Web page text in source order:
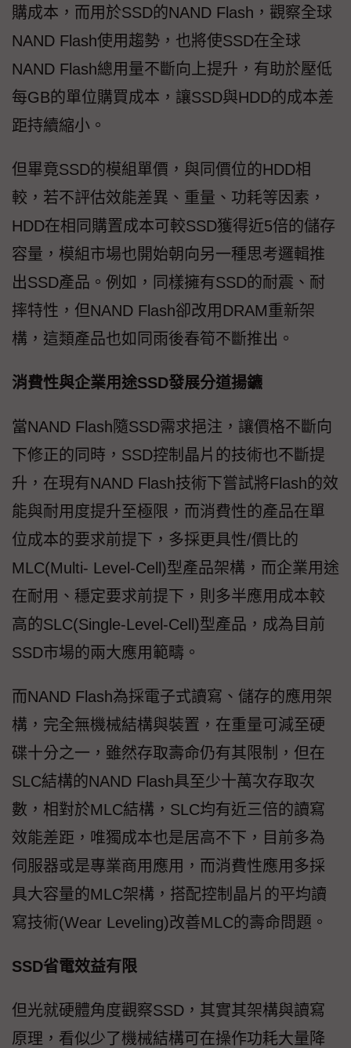
購成本，而用於SSD的NAND Flash，觀察全球
NAND Flash使用趨勢，也將使SSD在全球
NAND Flash總用量不斷向上提升，有助於壓低
每GB的單位購買成本，讓SSD與HDD的成本差
距持續縮小。
但畢竟SSD的模組單價，與同價位的HDD相
較，若不評估效能差異、重量、功耗等因素，
HDD在相同購置成本可較SSD獲得近5倍的儲存
容量，模組市場也開始朝向另一種思考邏輯推
出SSD產品。例如，同樣擁有SSD的耐震、耐
摔特性，但NAND Flash卻改用DRAM重新架
構，這類產品也如同雨後春筍不斷推出。
消費性與企業用途SSD發展分道揚鑣
當NAND Flash隨SSD需求挹注，讓價格不斷向
下修正的同時，SSD控制晶片的技術也不斷提
升，在現有NAND Flash技術下嘗試將Flash的效
能與耐用度提升至極限，而消費性的產品在單
位成本的要求前提下，多採更具性/價比的
MLC(Multi- Level-Cell)型產品架構，而企業用途
在耐用、穩定要求前提下，則多半應用成本較
高的SLC(Single-Level-Cell)型產品，成為目前
SSD市場的兩大應用範疇。
而NAND Flash為採電子式讀寫、儲存的應用架
構，完全無機械結構與裝置，在重量可減至硬
碟十分之一，雖然存取壽命仍有其限制，但在
SLC結構的NAND Flash具至少十萬次存取次
數，相對於MLC結構，SLC均有近三倍的讀寫
效能差距，唯獨成本也是居高不下，目前多為
伺服器或是專業商用應用，而消費性應用多採
具大容量的MLC架構，搭配控制晶片的平均讀
寫技術(Wear Leveling)改善MLC的壽命問題。
SSD省電效益有限
但光就硬體角度觀察SSD，其實其架構與讀寫
原理，看似少了機械結構可在操作功耗大量降